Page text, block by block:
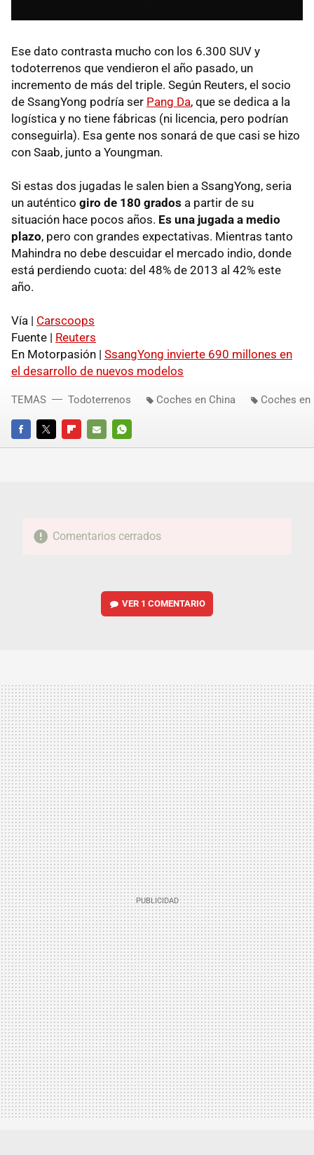
Ese dato contrasta mucho con los 6.300 SUV y
todoterrenos que vendieron el año pasado, un
incremento de más del triple. Según Reuters, el socio
de SsangYong podría ser Pang Da, que se dedica a la
logística y no tiene fábricas (ni licencia, pero podrían
conseguirla). Esa gente nos sonará de que casi se hizo
con Saab, junto a Youngman.
Si estas dos jugadas le salen bien a SsangYong, seria
un auténtico giro de 180 grados a partir de su
situación hace pocos años. Es una jugada a medio
plazo, pero con grandes expectativas. Mientras tanto
Mahindra no debe descuidar el mercado indio, donde
está perdiendo cuota: del 48% de 2013 al 42% este
año.
Vía | Carscoops
Fuente | Reuters
En Motorpasión | SsangYong invierte 690 millones en
el desarrollo de nuevos modelos
FACEBOOKTWITTERFLIPBOARD
E-
WHATSAPP
TEMAS Todoterrenos Coches en China Coches
Comentarios cerrados
VER 1 COMENTARIO